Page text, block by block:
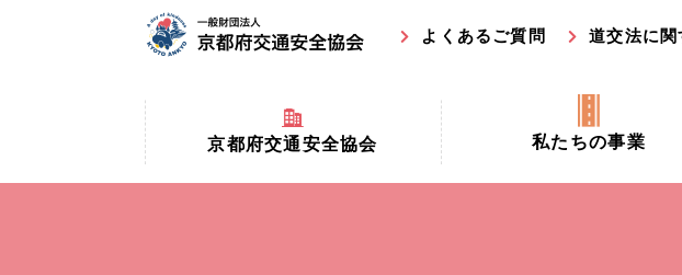
よくあるご質問 道交法に関
京都府交通安全協会
京都府交通安全協会とは？
私たちの事業
京都府交通安全活動推進センタ